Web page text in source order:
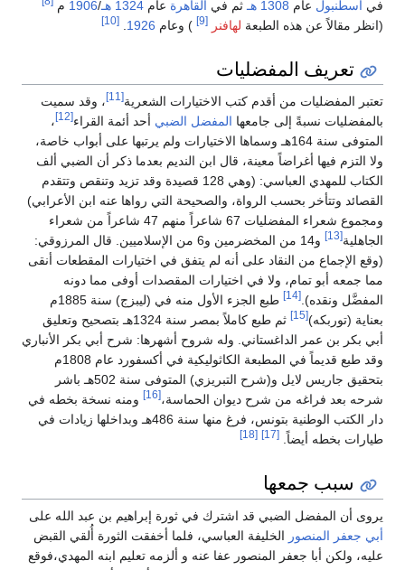
في اسطنبول عام 1308 هـ ثم في القاهرة عام 1324 هـ /
1906 م
(انظر مقالاً عن هذه الطبعة لهافنر [9] ) وعام 1926
[10]
تعريف المفضليات
تعتبر المفضليات من أقدم كتب الاختيارات الشعرية[11]
، وقد سميت
بالمفضليات نسبةً إلى جامعها المفضل الضبي أحد أئمة القراء[12]
،
المتوفى سنة 164هـ وسماها الاختيارات ولم يرتبها على أبواب خاصة،
ولا التزم فيها أغراضاً معينة، قال ابن النديم بعدما ذكر أن الضبي ألف
الكتاب للمهدي العباسي: (وهي 128 قصيدة وقد تزيد وتنقص وتتقدم
القصائد وتتأخر بحسب الرواة، والصحيحة التي رواها عنه ابن الأعرابي)
ومجموع شعراء المفضليات 67 شاعراً منهم 47 شاعراً من شعراء
الجاهلية[13]
و14 من المخضرمين و6 من الإسلاميين. قال المرزوقي:
(وقع الإجماع من النقاد على أنه لم يتفق في اختيارات المقطعات أنقى
مما جمعه أبو تمام، ولا في اختيارات المقصدات أوفى مما دونه
المفضَّل ونقده).[14]
طبع الجزء الأول منه في (ليبزج) سنة 1885م
بعناية (توربكه)[15]
ثم طبع كاملاً بمصر سنة 1324هـ بتصحيح وتعليق
أبي بكر بن عمر الداغستاني. وله شروح أشهرها: شرح أبي بكر الأنباري
وقد طبع قديماً في المطبعة الكاثوليكية في أكسفورد عام 1808م
بتحقيق جاريس لايل و(شرح التبريزي) المتوفى سنة 502هـ باشر
شرحه بعد فراغه من شرح ديوان الحماسة،[16]
ومنه نسخة بخطه في
دار الكتب الوطنية بتونس، فرغ منها سنة 486هـ وبداخلها زيادات في
طيارات بخطه أيضاً. [17]
[18]
سبب جمعها
يروى أن المفضل الضبي قد اشترك في ثورة إبراهيم بن عبد الله على
أبي جعفر المنصور الخليفة العباسي، فلما أخفقت الثورة أُلقي القبض
عليه، ولكن أبا جعفر المنصور عفا عنه و ألزمه تعليم ابنه المهدي،فوقع